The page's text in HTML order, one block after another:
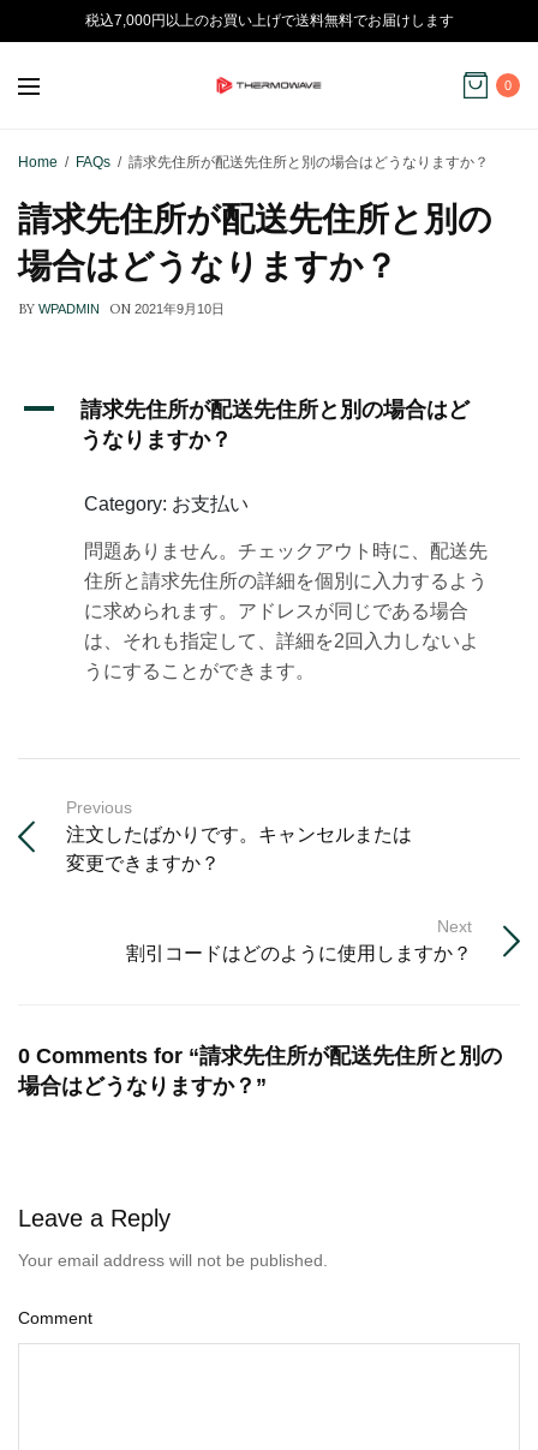
税込7,000円以上のお買い上げで送料無料でお届けします
0
Home FAQs 請求先住所が配送先住所と別の場合はどうなりますか？
請求先住所が配送先住所と別の
場合はどうなりますか？
BY WPADMIN ON 2021年9月10日
A
請求先住所が配送先住所と別の場合はど
うなりますか？
Category: お支払い
問題ありません。チェックアウト時に、配送先
住所と請求先住所の詳細を個別に入力するよう
に求められます。アドレスが同じである場合
は、それも指定して、詳細を2回入力しないよ
うにすることができます。
Previous
注文したばかりです。キャンセルまたは
変更できますか？
Next
割引コードはどのように使用しますか？
0 Comments for “請求先住所が配送先住所と別の
場合はどうなりますか？”
Leave a Reply
Your email address will not be published.
Comment